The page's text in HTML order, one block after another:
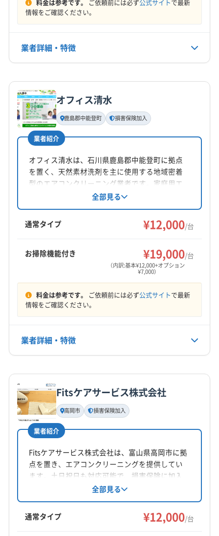
(富山県) 富山市
定休日
年中無休
080-3748-2784
料金は参考です。 ご依頼前には必ず公式サイトで最新
情報をご確認ください。
業者詳細・特徴
基本情報
代表者名
小村尚之
所在地
石川県野々市市藤平田1丁目234204
対応地域
かほく市 羽咋市
七尾市
珠洲市 小松市 能美市 白山市
野々市市
輪島市
羽咋郡志賀町
河北郡内灘町
鳳珠郡能登町
(富山県) 高岡市
(富山県) 射水市
(富山県) 砺波市
(富山県) 南砺市
(岐阜県) 大野郡白川村
(福井県) あわら市
(福井県) 越前市
(福井県) 吉田郡永平寺町
(福井県) 南条郡南越前町
定休日
なし
076-227-9497
オフィス清水
鹿島郡中能登町 損害保険加入
業者紹介
オフィス清水は、石川県鹿島郡中能登町に拠点
を置く、天然素材洗剤を主に使用する地域密着
型のエアコンクリーニング業者です。家庭用エ
アコンの壁掛け型に対応し、エコ洗剤使用、防
カビ・抗菌コーティング、保証付き等の特徴が
あります。夫婦で訪問し、環境にも配慮した丁
寧な作業が魅力です。
全部見る
通常タイプ ¥12,000/台
お掃除機能付き ¥19,000/台
（内訳:基本¥12,000+オプション
¥7,000）
料金は参考です。 ご依頼前には必ず公式サイトで最新
情報をご確認ください。
業者詳細・特徴
基本情報
代表者名
清水真治
所在地
石川県鹿島郡中能登町黒氏ヲ部183-1
対応地域
かほく市 羽咋市
珠洲市
白山市 輪島市 羽咋郡志賀町
河北郡津幡町
河北郡内灘町
鳳珠郡穴水町
Fitsケアサービス株式会社
高岡市 損害保険加入
業者紹介
Fitsケアサービス株式会社は、富山県高岡市に拠
点を置き、エアコンクリーニングを提供してい
ます。土日祝日も対応可能で、損害保険に加入
済み。防カビ・抗菌コーティングにも対応し、
作業や仕上がりに不満がある場合は無料で追加
対応しています。丁寧な作業と保証で、快適な
空間作りをサポートしている点が特徴です。
全部見る
通常タイプ ¥12,000/台